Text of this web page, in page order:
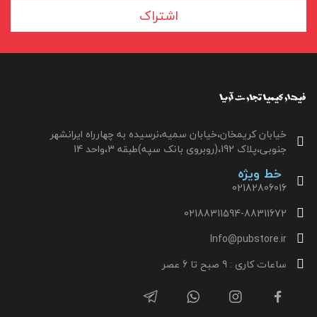
اشتراک
خیابان کریمخان،خیابان سمیه،نرسیده به چهارراه ایرانشهر
جنوبی،پلاک 192،(روبروی بانک سپه)طبقه 3،واحد 14
خط ویژه
02182806016
02188311594-88311672
Info@pubstore.ir
ساعات کاری : 9 صبح تا 6 عصر